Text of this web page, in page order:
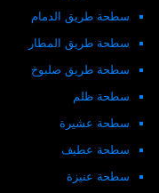
سطحة طريق الدمام
سطحة طريق المطار
سطحة طريق صلبوخ
سطحة ظلم
سطحة عشيرة
سطحة عطيف
سطحة عنيزة